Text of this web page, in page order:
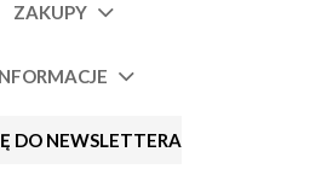
ZAKUPY
DO NEWSLETTERA